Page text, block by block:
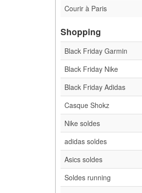
Courir à Paris
Shopping
Black Friday Garmin
Black Friday Nike
Black Friday Adidas
Casque Shokz
Nike soldes
adidas soldes
Asics soldes
Soldes running